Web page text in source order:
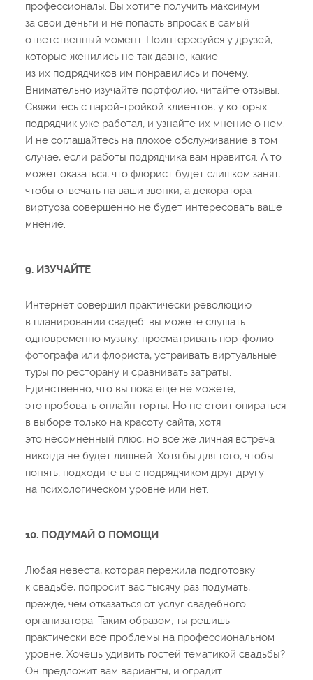
профессионалы. Вы хотите получить максимум
за свои деньги и не попасть впросак в самый
ответственный момент. Поинтересуйся у друзей,
которые женились не так давно, какие
из их подрядчиков им понравились и почему.
Внимательно изучайте портфолио, читайте отзывы.
Свяжитесь с парой-тройкой клиентов, у которых
подрядчик уже работал, и узнайте их мнение о нем.
И не соглашайтесь на плохое обслуживание в том
случае, если работы подрядчика вам нравится. А то
может оказаться, что флорист будет слишком занят,
чтобы отвечать на ваши звонки, а декоратора-
виртуоза совершенно не будет интересовать ваше
мнение.
9. ИЗУЧАЙТЕ
Интернет совершил практически революцию
в планировании свадеб: вы можете слушать
одновременно музыку, просматривать портфолио
фотографа или флориста, устраивать виртуальные
туры по ресторану и сравнивать затраты.
Единственно, что вы пока ещё не можете,
это пробовать онлайн торты. Но не стоит опираться
в выборе только на красоту сайта, хотя
это несомненный плюс, но все же личная встреча
никогда не будет лишней. Хотя бы для того, чтобы
понять, подходите вы с подрядчиком друг другу
на психологическом уровне или нет.
10. ПОДУМАЙ О ПОМОЩИ
Любая невеста, которая пережила подготовку
к свадьбе, попросит вас тысячу раз подумать,
прежде, чем отказаться от услуг свадебного
организатора. Таким образом, ты решишь
практически все проблемы на профессиональном
уровне. Хочешь удивить гостей тематикой свадьбы?
Он предложит вам варианты, и оградит